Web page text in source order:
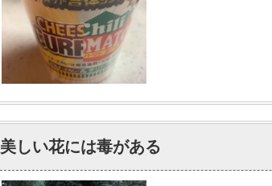
美しい花には毒がある